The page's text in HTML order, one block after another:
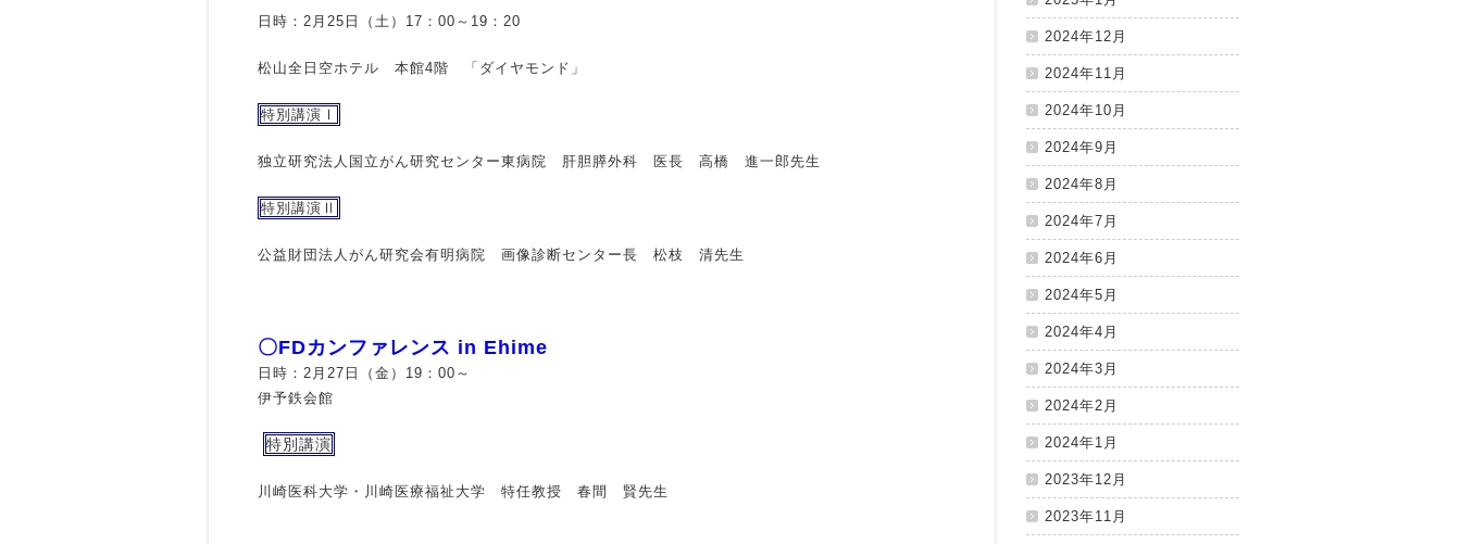
日時：2月25日（土）17：00～19：20
松山全日空ホテル 本館4階 「ダイヤモンド」
特別講演Ⅰ
独立研究法人国立がん研究センター東病院 肝胆膵外科 医長 高橋 進一郎先生
特別講演Ⅱ
公益財団法人がん研究会有明病院 画像診断センター長 松枝 清先生
〇FDカンファレンス in Ehime
日時：2月27日（金）19：00～
伊予鉄会館
特別講演
川崎医科大学・川崎医療福祉大学 特任教授 春間 賢先生
2024年12月
2024年11月
2024年10月
2024年9月
2024年8月
2024年7月
2024年6月
2024年5月
2024年4月
2024年3月
2024年2月
2024年1月
2023年12月
2023年11月